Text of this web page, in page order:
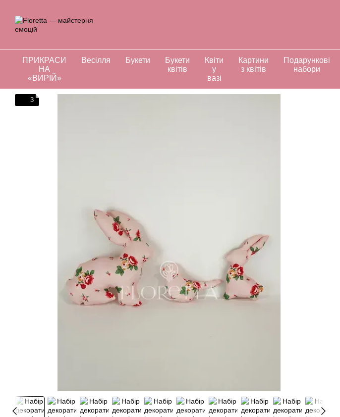
ПРИКРАСИ
НА
«ВИРІЙ»
Весілля Букети
Букети
квітів
Квіти
у
вазі
Картини
з квітів
Подарункові
набори
3